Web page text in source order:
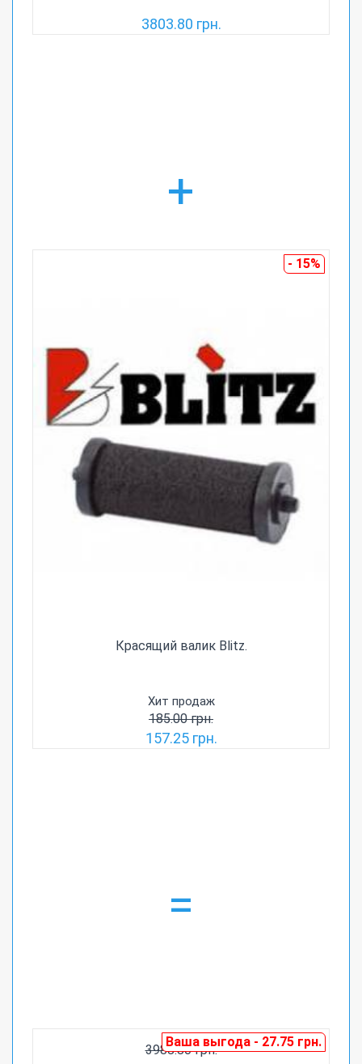
3803.80 грн.
+
- 15%
Красящий валик Blitz.
Хит продаж
185.00 грн.
157.25 грн.
=
Ваша выгода - 27.75 грн.
3988.80 грн.